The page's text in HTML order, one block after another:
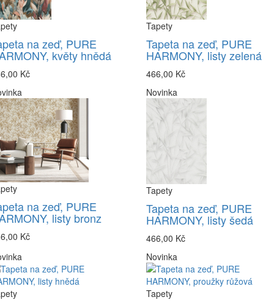
na zeď, PURE
květy hnědá
Kč
Tapety
Tapeta na zeď, PURE
HARMONY, listy zelená
466,00 Kč
na zeď, PURE
listy bronz
Kč
Novinka
Tapety
Tapeta na zeď, PURE
HARMONY, listy šedá
466,00 Kč
Novinka
Tapety